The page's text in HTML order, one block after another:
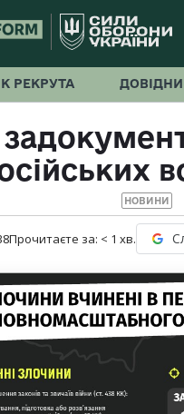
РЕКРУТА
НОВИНИ
Прочитаєте за: < 1 хв.